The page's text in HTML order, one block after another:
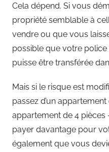
Cela dépend. Si vous
propriété semblable à
vendre ou que vous
possible que votre police
puisse être transférée
Mais si le risque est
passez d’un
appartement de 4
payer davantage pour
également que vous